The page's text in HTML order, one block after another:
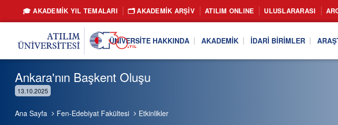
🎓 AKADEMİK YIL TEMALARI 🗂️ AKADEMIK ARŞIV ATILIM ONLINE ULUSLARARASI
ÜNIVERSITE HAKKINDA AKADEMIK İDARI BIRIMLER
Ankara'nın Başkent Oluşu
13.10.2025
Ana Sayfa Fen-Edebiyat Fakültesi Etkinlikler